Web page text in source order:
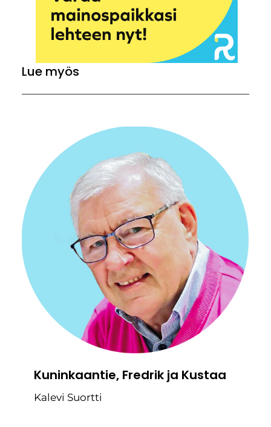
Lue myös
Kuninkaantie, Fredrik ja Kustaa
Kalevi Suortti